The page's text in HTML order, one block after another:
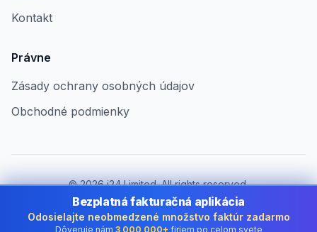
Kontakt
Právne
Zásady ochrany osobných údajov
Obchodné podmienky
©2026i24 Limited. All rights reserved.
Pre firmy v Slovakia
Zmeniť krajinu:
Slovakia
Bezplatná fakturačná aplikácia
Odosielajte neobmedzené množstvo faktúr zadarmo
Dôveruje nám 3 000 000+ firiem po celom svete